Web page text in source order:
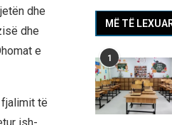
dhe
dhe
e
të
ish-
MË TË
1